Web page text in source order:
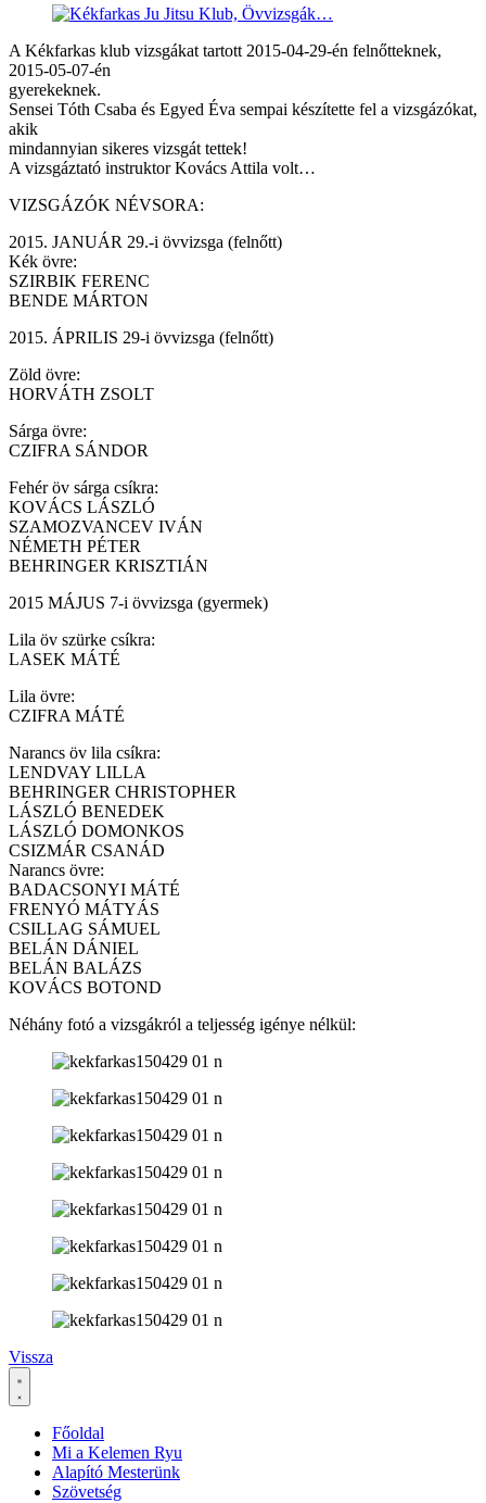
A Kékfarkas klub vizsgákat tartott 2015-04-29-én felnőtteknek,
2015-05-07-én
gyerekeknek.
Sensei Tóth Csaba és Egyed Éva sempai készítette fel a vizsgázókat,
akik
mindannyian sikeres vizsgát tettek!
A vizsgáztató instruktor Kovács Attila volt…
VIZSGÁZÓK NÉVSORA:
2015. JANUÁR 29.-i övvizsga (felnőtt)
Kék övre:
SZIRBIK FERENC
BENDE MÁRTON
2015. ÁPRILIS 29-i övvizsga (felnőtt)
Zöld övre:
HORVÁTH ZSOLT
Sárga övre:
CZIFRA SÁNDOR
Fehér öv sárga csíkra:
KOVÁCS LÁSZLÓ
SZAMOZVANCEV IVÁN
NÉMETH PÉTER
BEHRINGER KRISZTIÁN
2015 MÁJUS 7-i övvizsga (gyermek)
Lila öv szürke csíkra:
LASEK MÁTÉ
Lila övre:
CZIFRA MÁTÉ
Narancs öv lila csíkra:
LENDVAY LILLA
BEHRINGER CHRISTOPHER
LÁSZLÓ BENEDEK
LÁSZLÓ DOMONKOS
CSIZMÁR CSANÁD
Narancs övre:
BADACSONYI MÁTÉ
FRENYÓ MÁTYÁS
CSILLAG SÁMUEL
BELÁN DÁNIEL
BELÁN BALÁZS
KOVÁCS BOTOND
Néhány fotó a vizsgákról a teljesség igénye nélkül:
Vissza
Főoldal
Mi a Kelemen Ryu
Alapító Mesterünk
Szövetség